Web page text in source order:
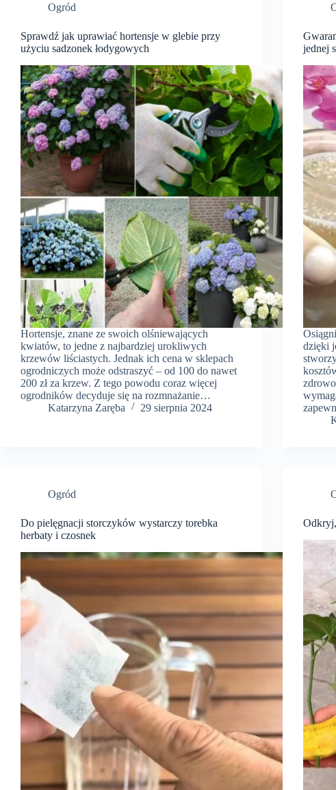
Ogród
Sprawdź jak uprawiać hortensje w glebie przy
użyciu sadzonek łodygowych
Hortensje, znane ze swoich olśniewających
kwiatów, to jedne z najbardziej urokliwych
krzewów liściastych. Jednak ich cena w sklepach
ogrodniczych może odstraszyć – od 100 do nawet
200 zł za krzew. Z tego powodu coraz więcej
ogrodników decyduje się na rozmnażanie…
Katarzyna Zaręba
29 sierpnia 2024
jednej
dzięki
Ogród
Do pielęgnacji storczyków wystarczy torebka
herbaty i czosnek